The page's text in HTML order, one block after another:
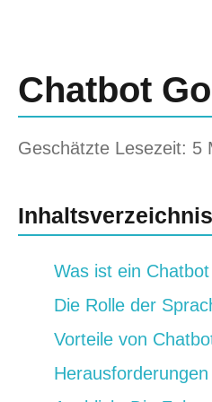
Chatbot
Geschätzte Lesezeit: 5
Inhaltsverzeichnis
Was ist ein
Die Rolle der
Vorteile von